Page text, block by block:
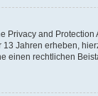
Privacy and
Jahren erheben,
einen rechtlichen